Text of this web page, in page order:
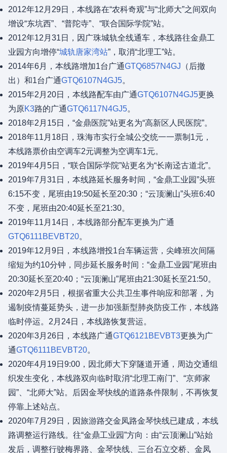
2012年12月29日，本线路在“农科奇观”与“北师大”之间双向
增设“东坑西”、“普陀寺”、“联合国际学院”站。
2012年12月31日，因广珠城轨全线通车，本线路往金鼎工
业园方向增停“城轨唐家湾站”，取消“北理工”站。
2014年6月，本线路增加1台广通GTQ6857N4GJ （后撤
出）和1台广通GTQ6107N4GJ5。
2015年2月20日，本线路配车由广通GTQ6107N4GJ5更换
为原K3路的广通GTQ6117N4GJ5。
2018年2月15日，“金鼎医院”站更名为“高新区人民医院”。
2018年11月18日，珠海市实行全城公交统一一票制1元，
本线路票价由空调车2元调整为空调车1元。
2019年4月5日，“联合国际学院”站更名为“长南迳古道北”。
2019年7月31日，本线路延长服务时间，“金鼎工业园”头班
6:15不变，尾班由19:50延长至20:30；“云顶澜山”头班6:40
不变，尾班由20:40延长至21:30。
2019年11月14日，本线路部分配车更换为广通
GTQ6111BEVBT20。
2019年12月9日，本线路增投1台车辆运营，尖峰班次间隔
缩短为约10分钟，同步延长服务时间：“金鼎工业园”尾班由
20:30延长至20:40；“云顶澜山”尾班由21:30延长至21:50。
2020年2月5日，根据省重大公共卫生事件响应和部署，为
遏制疫情蔓延势头，进一步加强新型肺炎防疫工作，本线路
临时停运。2月24日，本线路恢复营运。
2020年3月26日，本线路广通GTQ6121BEVBT3更换为广
通GTQ6111BEVBT20。
2020年4月19日9:00，因北师大下穿隧道开通，周边交通组
织发生变化，本线路双向临时取消“北理工南门”、“京师家
园”、“北师大”站。后因金琴快线的道路条件限制，不再恢复
停靠上述站点。
2020年7月29日，因旅游路交金凤路金琴快线已建成，本线
路调整运行路线。往“金鼎工业园”方向：由“云顶澜山”站始
发后，调整行驶梅界路、金琴快线、三台石立交桥、金凤